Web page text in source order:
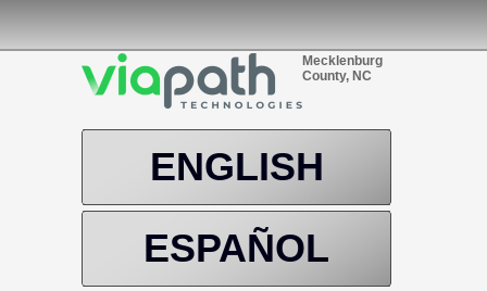
Mecklenburg
County, NC
ENGLISH
ESPAÑOL